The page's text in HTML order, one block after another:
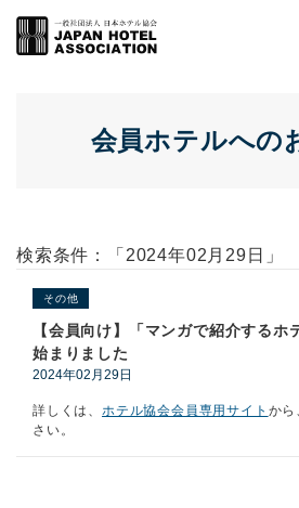
会員ホテルへの
検索条件：「2024年02月29日」
その他
【会員向け】「マンガで紹介するホ
始まりました
2024年02月29日
詳しくは、 ホテル協会会員専用サイト から
さい。